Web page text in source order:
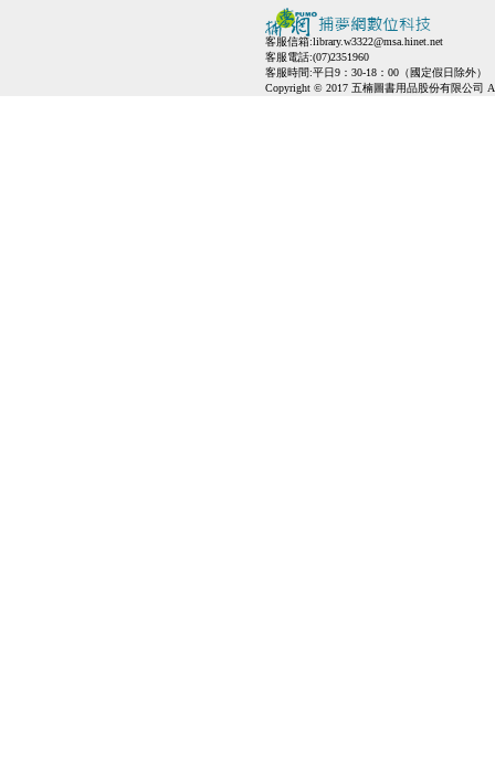
客服信箱:library.w3322@msa.hinet.net
客服電話:(07)2351960
客服時間:平日9：30-18：00（國定假日除外）
Copyright © 2017 五楠圖書用品股份有限公司